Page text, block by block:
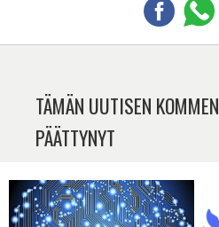
TÄMÄN UUTISEN
PÄÄTTYNYT